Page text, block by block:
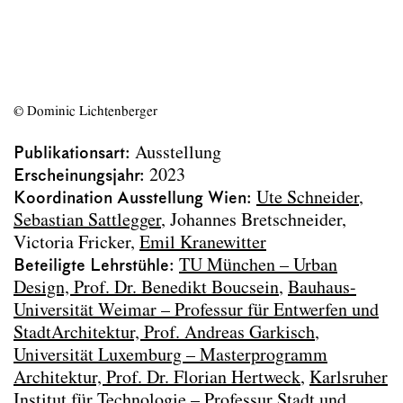
© Dominic Lichtenberger
Publikationsart Ausstellung
Erscheinungsjahr 2023
Koordination Ausstellung Wien
Ute Schneider
Sebastian Sattlegger Johannes Bretschneider
Victoria Fricker Emil Kranewitter
Beteiligte Lehrstühle TU München – Urban
Design, Prof. Dr. Benedikt Boucsein Bauhaus-
Universität Weimar – Professur für Entwerfen und
StadtArchitektur, Prof. Andreas Garkisch
Universität Luxemburg – Masterprogramm
Architektur, Prof. Dr. Florian Hertweck Karlsruher
Eisenstadt
Living 2060
Prishtina
Zwischenstand der Zwischenstadt
Vienna Biennale for Change 2021
Wiener Pixel
Bücher
Textbeiträge
Publikationen im Lehrkontext
Projektarchiv